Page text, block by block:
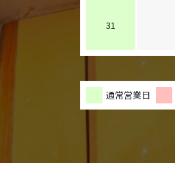
31
通常営業日